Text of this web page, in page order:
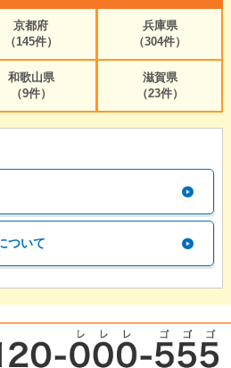
京都府
（145件）
兵庫県
（304件）
和歌山県
（9件）
滋賀県
（23件）
ついて